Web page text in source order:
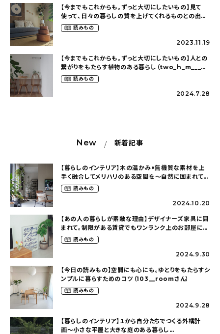
【今までもこれからも。ずっと大切にしたいもの】見て
使って、日々の暮らしの質を上げてくれるものとの出会
い（_____24knhomeさん）
読みもの
2023.11.19
【今までもこれからも。ずっと大切にしたいもの】人との
繋がりをもたらす植物のある暮らし（two_h_m___さ
ん） 読みもの
2024.7.28
New 新着記事
【暮らしのインテリア】木の温かみ×無機質な素材を上
手く融合してメリハリのある空間を〜自然に囲まれて暮
らす（ki_no_ieさん）
読みもの
2024.10.20
【あの人の暮らしが素敵な理由】デザイナーズ家具に囲
まれて。制限がある賃貸でもワンランク上のお部屋に〜
狭くても好きな暮らしのこと（_____chika708さん）
読みもの
2024.9.30
【今日の読みもの】空間にも心にも。ゆとりをもたらすシ
ンプルに暮らすためのコツ（103__roomさん）
読みもの
2024.9.28
【暮らしのインテリア】１から自分たちでつくる外構計
画〜小さな平屋と大きな庭のある暮らし